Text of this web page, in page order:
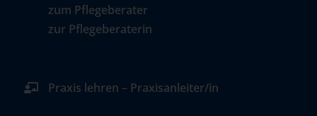
zum Pflegeberater
zur Pflegeberaterin
Praxis lehren – Praxisanleiter/in